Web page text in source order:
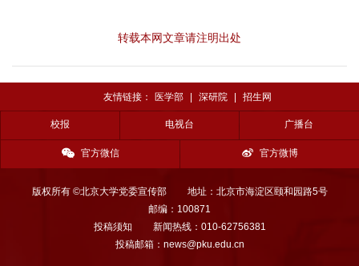
转载本网文章请注明出处
友情链接： 医学部 深研院 招生网
校报 电视台 广播台
官方微信 官方微博
版权所有 ©北京大学党委宣传部
地址：北京市海淀区颐和园路5号
邮编：100871
投稿须知
新闻热线：010-62756381
投稿邮箱：news@pku.edu.cn